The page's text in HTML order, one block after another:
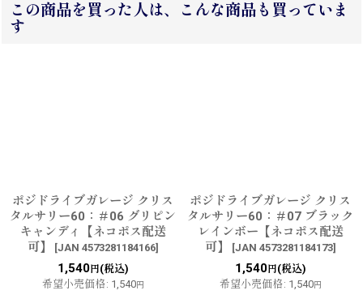
この商品を買った人は、こんな商品も買っていま
す
ポジドライブガレージ クリス
タルサリー60：＃06 グリピン
キャンディ【ネコポス配送
可】
[JAN 4573281184166]
1,540円(税込)
希望小売価格: 1,540円
ポジドライブガレージ クリス
タルサリー60：＃07 ブラック
レインボー【ネコポス配送
可】
[JAN 4573281184173]
1,540円(税込)
希望小売価格: 1,540円